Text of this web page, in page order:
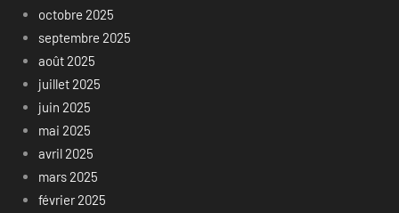
octobre 2025
septembre 2025
août 2025
juillet 2025
juin 2025
mai 2025
avril 2025
mars 2025
février 2025